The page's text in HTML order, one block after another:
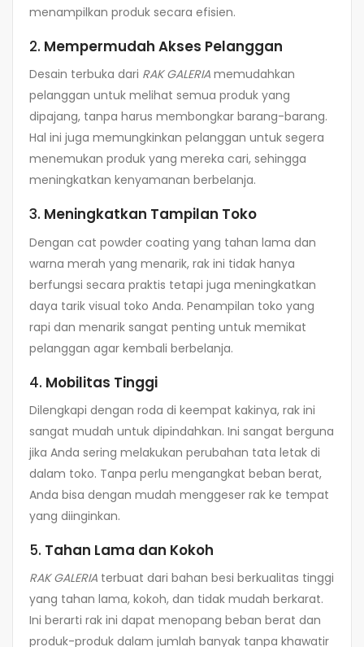
menampilkan produk secara efisien.
2. Mempermudah Akses Pelanggan
Desain terbuka dari RAK GALERIA memudahkan
pelanggan untuk melihat semua produk yang
dipajang, tanpa harus membongkar barang-barang.
Hal ini juga memungkinkan pelanggan untuk segera
menemukan produk yang mereka cari, sehingga
meningkatkan kenyamanan berbelanja.
3. Meningkatkan Tampilan Toko
Dengan cat powder coating yang tahan lama dan
warna merah yang menarik, rak ini tidak hanya
berfungsi secara praktis tetapi juga meningkatkan
daya tarik visual toko Anda. Penampilan toko yang
rapi dan menarik sangat penting untuk memikat
pelanggan agar kembali berbelanja.
4. Mobilitas Tinggi
Dilengkapi dengan roda di keempat kakinya, rak ini
sangat mudah untuk dipindahkan. Ini sangat berguna
jika Anda sering melakukan perubahan tata letak di
dalam toko. Tanpa perlu mengangkat beban berat,
Anda bisa dengan mudah menggeser rak ke tempat
yang diinginkan.
5. Tahan Lama dan Kokoh
RAK GALERIA terbuat dari bahan besi berkualitas tinggi
yang tahan lama, kokoh, dan tidak mudah berkarat.
Ini berarti rak ini dapat menopang beban berat dan
produk-produk dalam jumlah banyak tanpa khawatir